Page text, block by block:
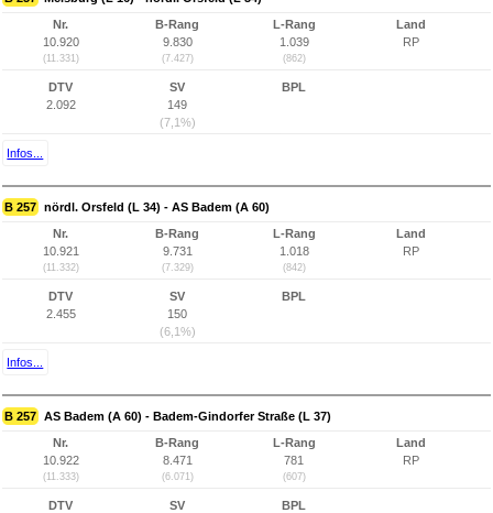
Nr.
10.920
(11.331)
B-Rang
9.830
(7.427)
L-Rang
1.039
(862)
Land
RP
DTV
2.092
SV
149
(7,1%)
BPL
Infos...
B 257 nördl. Orsfeld (L 34) - AS Badem (A 60)
Nr.
10.921
(11.332)
B-Rang
9.731
(7.329)
L-Rang
1.018
(842)
Land
RP
DTV
2.455
SV
150
(6,1%)
BPL
Infos...
B 257 AS Badem (A 60) - Badem-Gindorfer Straße (L 37)
Nr.
10.922
(11.333)
B-Rang
8.471
(6.071)
L-Rang
781
(607)
Land
RP
DTV
SV
BPL